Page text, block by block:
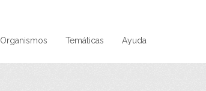
Organismos Temáticas Ayuda